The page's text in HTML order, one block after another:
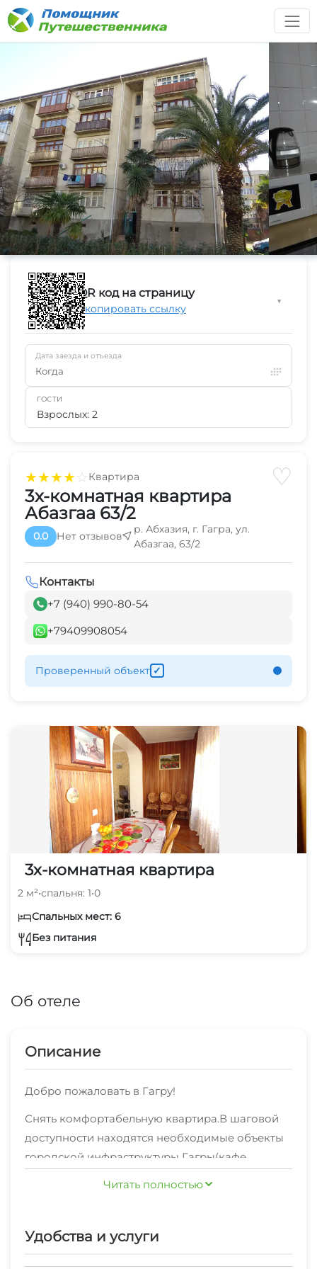
★★★★☆Квартира ♡
3х-комнатная квартира
Абазгаа 63/2
0.0 Нет отзывов
р. Абхазия, г. Гагра, ул.
Абазгаа, 63/2
Контакты
+7 (940) 990-80-54
+79409908054
Проверенный объект ✓
3х-комнатная квартира
2 м²•спальня: 1•0
Спальных мест: 6
Без питания
Об отеле
Описание
Добро пожаловать в Гагру!
Снять комфортабельную квартира.В шаговой
доступности находятся необходимые объекты
городской инфраструктуры Гагры(кафе,
квартиру рядом - это очень удобно!
тумбочки, шкаф, кровать двуспальная, диван-
Читать полностью
Удобства и услуги
QR код на страницу
Скопировать ссылку
▼
Дата заезда и отъезда
Когда
ГОСТИ
Взрослых: 2